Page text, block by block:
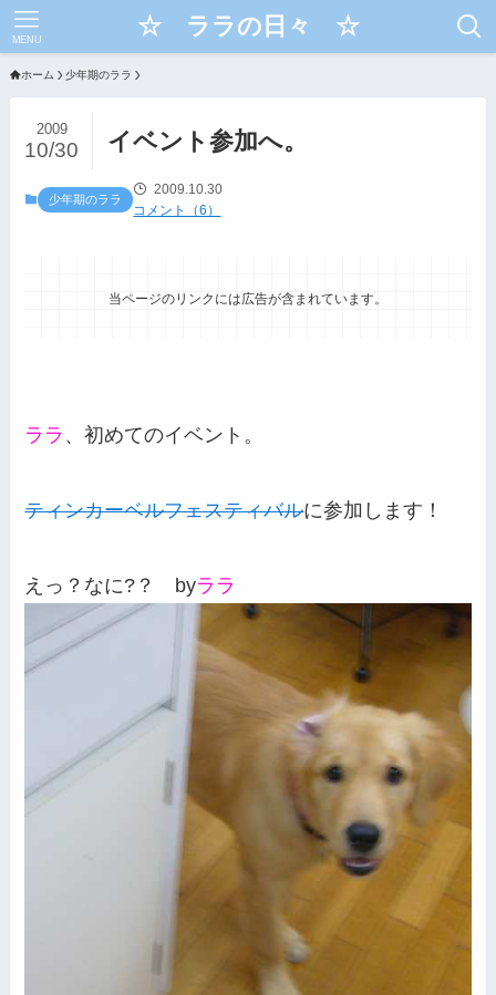
☆ ララの日々 ☆
MENU
ホーム 少年期のララ
イベント参加へ。
2009
10/30
少年期のララ
2009.10.30
コメント（6）
当ページのリンクには広告が含まれています。
ララ 、初めてのイベント。
ティンカーベルフェスティバルに参加します！
えっ？なに?？ byララ